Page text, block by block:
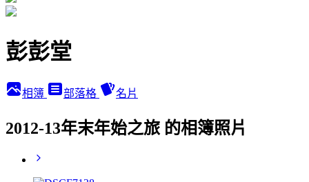
彭彭堂
相簿 部落格 名片
2012-13年末年始之旅 的相簿照片